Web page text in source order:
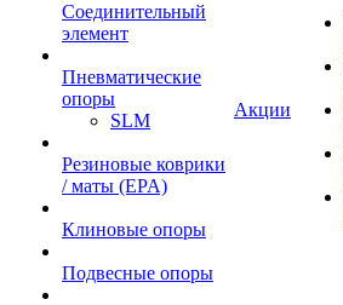
Cоединительный
элемент
Пневматические
опоры
SLM
Резиновые коврики
/ маты (EPA)
Клиновые опоры
Подвесные опоры
Акции